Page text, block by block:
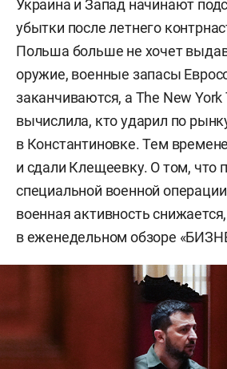
Украина и Запад начинают
убытки после летнего
Польша больше не хочет
оружие, военные запасы
заканчиваются, а The New York
вычислила, кто ударил по
в Константиновке. Тем
и сдали Клещеевку. О том, что
специальной военной
военная активность
в еженедельном обзоре